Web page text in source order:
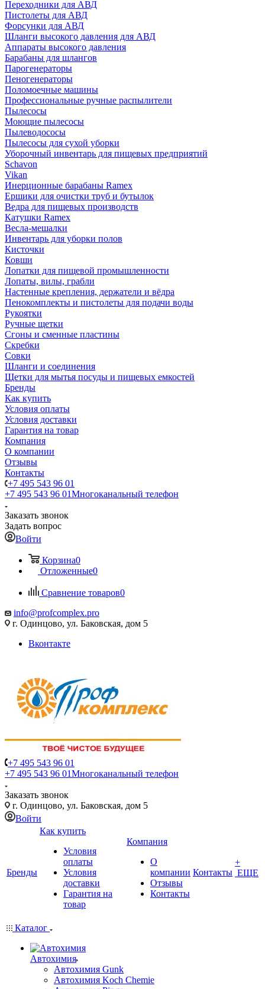
Переходники для АВД
Пистолеты для АВД
Форсунки для АВД
Шланги высокого давления для АВД
Аппараты высокого давления
Барабаны для шлангов
Парогенераторы
Пеногенераторы
Поломоечные машины
Профессиональные ручные распылители
Пылесосы
Моющие пылесосы
Пылеводососы
Пылесосы для сухой уборки
Уборочный инвентарь для пищевых предприятий
Schavon
Vikan
Инерционные барабаны Ramex
Ершики для очистки труб и бутылок
Ведра для пищевых производств
Катушки Ramex
Весла-мешалки
Инвентарь для уборки полов
Кисточки
Ковши
Лопатки для пищевой промышленности
Лопаты, вилы, грабли
Настенные крепления, держатели и вёдра
Пенокомплекты и пистолеты для подачи воды
Рукоятки
Ручные щетки
Сгоны и сменные пластины
Скребки
Совки
Шланги и соединения
Щетки для мытья посуды и пищевых емкостей
Бренды
Как купить
Условия оплаты
Условия доставки
Гарантия на товар
Компания
О компании
Отзывы
Контакты
+7 495 543 96 01
+7 495 543 96 01Многоканальный телефон
Заказать звонок
Задать вопрос
Войти
Корзина0
Отложенные0
Сравнение товаров0
info@profcomplex.pro
г. Одинцово, ул. Баковская, дом 5
Вконтакте
+7 495 543 96 01
+7 495 543 96 01Многоканальный телефон
Заказать звонок
г. Одинцово, ул. Баковская, дом 5
Войти
Бренды
Как купить
Условия
оплаты
Условия
доставки
Гарантия на
товар
Компания
О
компании
Отзывы
Контакты
Контакты
+
ЕЩЕ
Каталог
Автохимия
Автохимия Gunk
Автохимия Koch Chemie